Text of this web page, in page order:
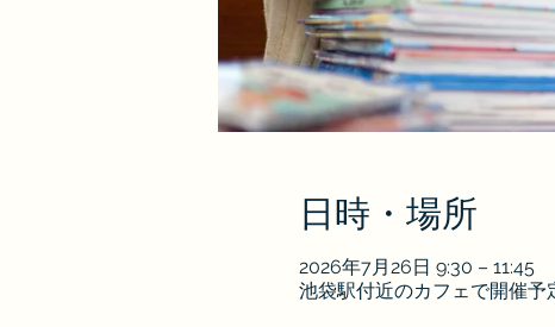
日時・場所
2026年7月26日 9:30 – 11:45
池袋駅付近のカフェで開催